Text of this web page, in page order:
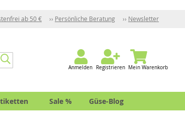
ab 50 € Persönliche Beratung Newsletter
Anmelden Registrieren Mein Warenkorb
Sale % Güse-Blog